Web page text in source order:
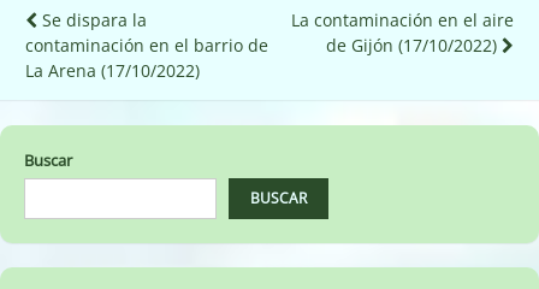
Navegación
de
entradas
Se dispara la
contaminación en el barrio de
La Arena (17/10/2022)
La contaminación en el aire
de Gijón (17/10/2022)
Buscar
BUSCAR